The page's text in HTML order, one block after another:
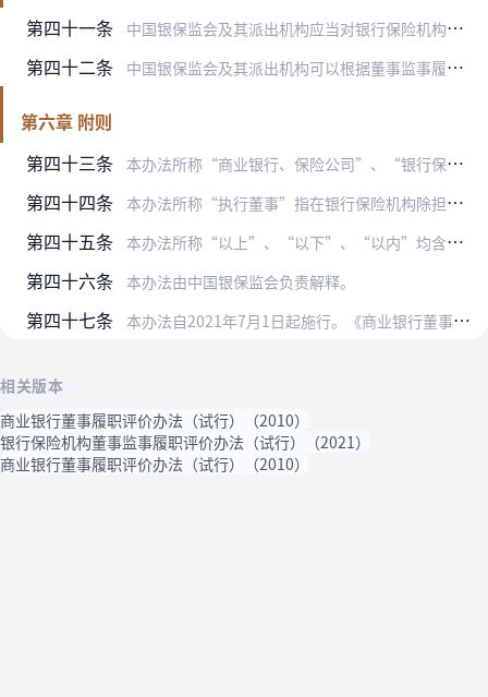
第四十一条
中国银保监会及其派出机构应当对银行保险机构董事监事履职评价工作进行监督，并将其作为监事会履职情况的重要依据。
第四十二条 中国银保监会及其派出机构可以根据董事监事履职评价结果组织开展专项检查，督促银行保险机构完善公司治理。中国银保监会及其派出机构应当建立银行保险机构董事监事年度履职…
第六章 附则
第四十三条
本办法所称“商业银行、保险公司”、“银行保险机构”，是指国有大型商业银行、全国性股份制商业银行、城市商业银行、民营银行、农村商业银行、外资银行、保险集团（控股）…
第四十四条 本办法所称“执行董事”指在银行保险机构除担任董事外，还承担高级管理人员职责的董事；“独立董事”、“外部监事”指在银行保险机构不担任除董事监事以外的其他职务，并且…
第四十五条 本办法所称“以上”、“以下”、“以内”均含本数，“少于”、“超过”、“低于”均不含本数。
第四十六条 本办法由中国银保监会负责解释。
第四十七条 本办法自2021年7月1日起施行。《商业银行董事履职评价办法（试行）》（中国银行业监督管理委员会令2010年第7号）同时废止。此前有关银行保险机构董事监事履职评…
相关版本
商业银行董事履职评价办法（试行）（2010）
银行保险机构董事监事履职评价办法（试行）（2021）
商业银行董事履职评价办法（试行）（2010）